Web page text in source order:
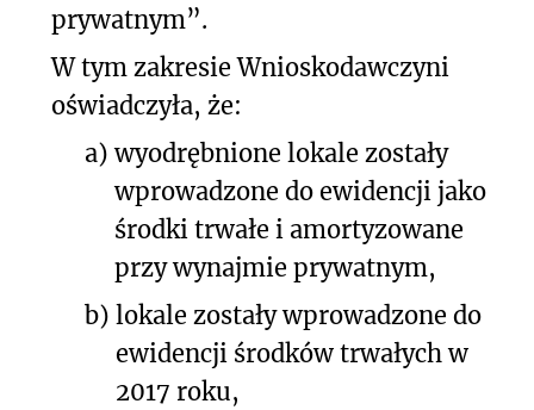
prywatnym”.
W tym zakresie Wnioskodawczyni
oświadczyła, że:
a) wyodrębnione lokale zostały
wprowadzone do ewidencji jako
środki trwałe i amortyzowane
przy wynajmie prywatnym,
b) lokale zostały wprowadzone do
ewidencji środków trwałych w
2017 roku,